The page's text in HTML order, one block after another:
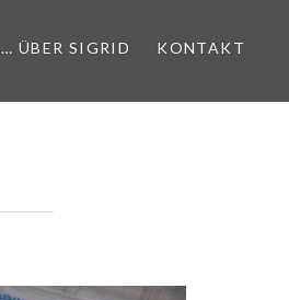
… ÜBER SIGRID KONTAKT